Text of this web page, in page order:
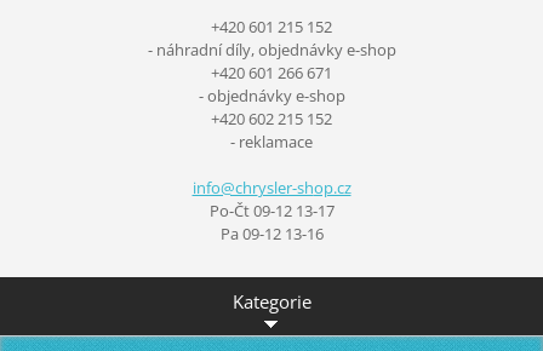
+420 601 215 152
- náhradní díly, objednávky e-shop
+420 601 266 671
- objednávky e-shop
+420 602 215 152
- reklamace
info@chrysler-shop.cz
Po-Čt 09-12 13-17
Pa 09-12 13-16
Kategorie